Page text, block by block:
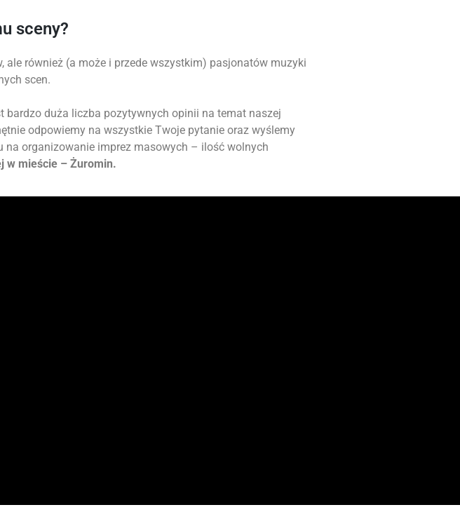
sceny?
również (a może i przede wszystkim) pasjonatów muzyki
scen.
bardzo duża liczba pozytywnych opinii na temat naszej
odpowiemy na wszystkie Twoje pytanie oraz wyślemy
na organizowanie imprez masowych – ilość wolnych
w mieście – Żuromin.